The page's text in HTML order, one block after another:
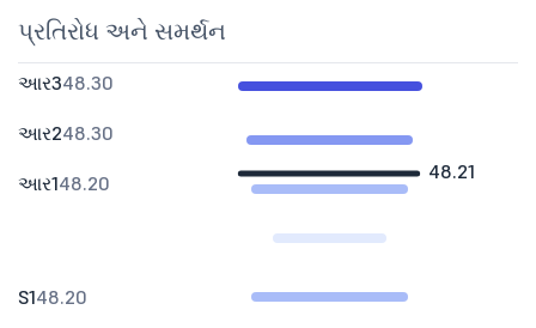
પ્રતિરોધ અને સમર્થન
48.21
આર348.30
આર248.30
આર148.20
S148.20